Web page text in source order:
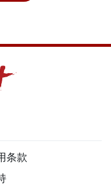
条款